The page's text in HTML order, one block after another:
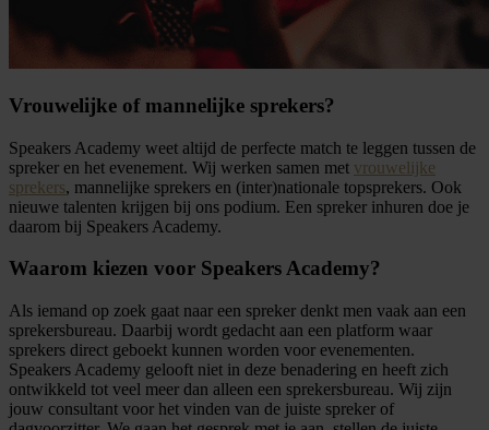
Vrouwelijke of mannelijke sprekers?
Speakers Academy weet altijd de perfecte match te leggen tussen de
spreker en het evenement. Wij werken samen met vrouwelijke
sprekers, mannelijke sprekers en (inter)nationale topsprekers. Ook
nieuwe talenten krijgen bij ons podium. Een spreker inhuren doe je
daarom bij Speakers Academy.
Waarom kiezen voor Speakers Academy?
Als iemand op zoek gaat naar een spreker denkt men vaak aan een
sprekersbureau. Daarbij wordt gedacht aan een platform waar
sprekers direct geboekt kunnen worden voor evenementen.
Speakers Academy gelooft niet in deze benadering en heeft zich
ontwikkeld tot veel meer dan alleen een sprekersbureau. Wij zijn
jouw consultant voor het vinden van de juiste spreker of